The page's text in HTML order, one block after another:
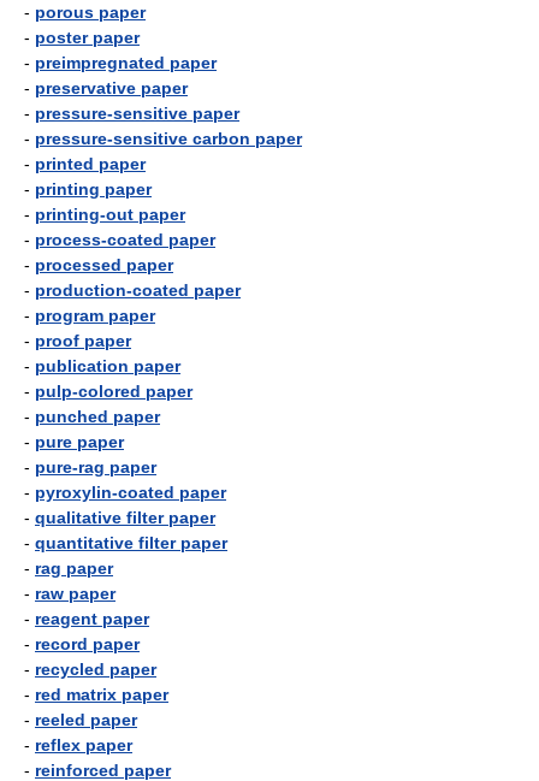
- porous paper
- poster paper
- preimpregnated paper
- preservative paper
- pressure-sensitive paper
- pressure-sensitive carbon paper
- printed paper
- printing paper
- printing-out paper
- process-coated paper
- processed paper
- production-coated paper
- program paper
- proof paper
- publication paper
- pulp-colored paper
- punched paper
- pure paper
- pure-rag paper
- pyroxylin-coated paper
- qualitative filter paper
- quantitative filter paper
- rag paper
- raw paper
- reagent paper
- record paper
- recycled paper
- red matrix paper
- reeled paper
- reflex paper
- reinforced paper